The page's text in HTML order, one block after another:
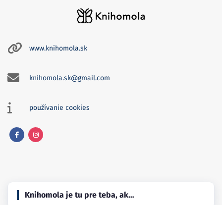
www.knihomola.sk
knihomola.sk@gmail.com
používanie cookies
Knihomola je tu pre teba, ak…